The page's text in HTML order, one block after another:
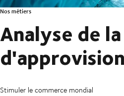
Nos métiers
Analyse de
Stimuler le commerce mondial